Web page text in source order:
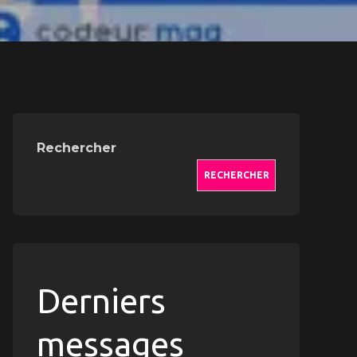
Rechercher
RECHERCHER
Derniers
messages